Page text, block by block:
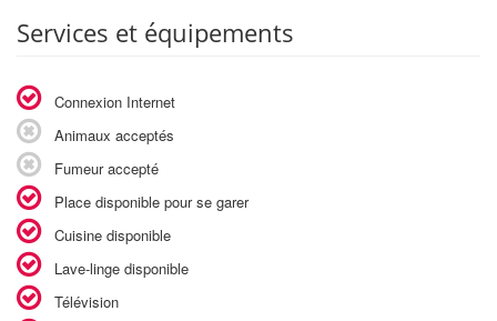
Services et équipements
Connexion Internet
Animaux acceptés
Fumeur accepté
Place disponible pour se garer
Cuisine disponible
Lave-linge disponible
Télévision